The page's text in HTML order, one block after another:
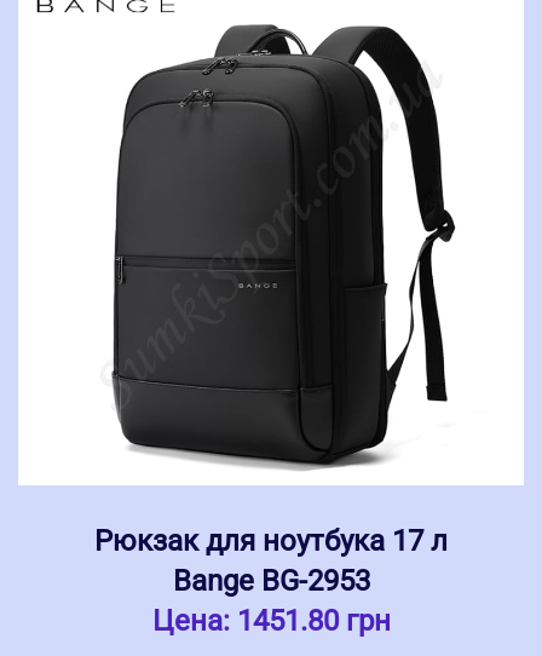
Рюкзак для ноутбука 17 л
Bange BG-2953
Цена: 1451.80 грн